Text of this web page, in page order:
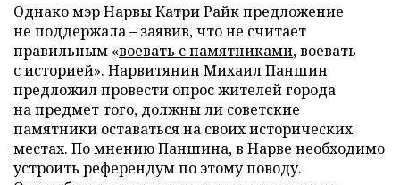
Однако мэр Нарвы Катри Райк предложение
не поддержала – заявив, что не считает
правильным «воевать с памятниками, воевать
с историей». Нарвитянин Михаил Паншин
предложил провести опрос жителей города
на предмет того, должны ли советские
памятники оставаться на своих исторических
местах. По мнению Паншина, в Нарве необходимо
устроить референдум по этому поводу.